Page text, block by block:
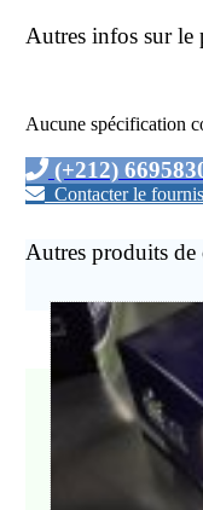
Autres infos sur le
Aucune spécification
(+212)
Contacter le
Autres produits de